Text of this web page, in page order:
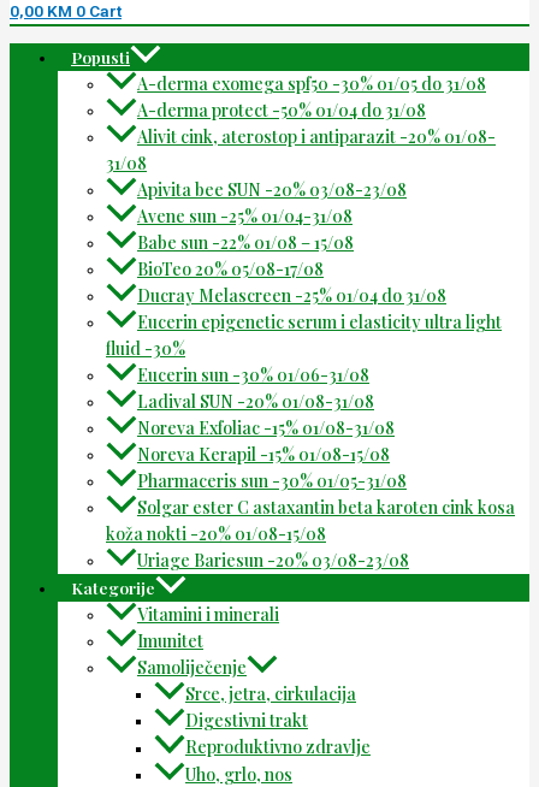
0,00 KM 0 Cart
Popusti
A-derma exomega spf50 -30% 01/05 do 31/08
A-derma protect -50% 01/04 do 31/08
Alivit cink, aterostop i antiparazit -20% 01/08-
31/08
Apivita bee SUN -20% 03/08-23/08
Avene sun -25% 01/04-31/08
Babe sun -22% 01/08 – 15/08
BioTeo 20% 05/08-17/08
Ducray Melascreen -25% 01/04 do 31/08
Eucerin epigenetic serum i elasticity ultra light
fluid -30%
Eucerin sun -30% 01/06-31/08
Ladival SUN -20% 01/08-31/08
Noreva Exfoliac -15% 01/08-31/08
Noreva Kerapil -15% 01/08-15/08
Pharmaceris sun -30% 01/05-31/08
Solgar ester C astaxantin beta karoten cink kosa
koža nokti -20% 01/08-15/08
Uriage Bariesun -20% 03/08-23/08
Kategorije
Vitamini i minerali
Imunitet
Samoliječenje
Srce, jetra, cirkulacija
Digestivni trakt
Reproduktivno zdravlje
Uho, grlo, nos